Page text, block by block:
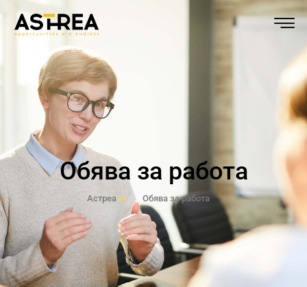
Обява за работа
Астреа Обява за работа